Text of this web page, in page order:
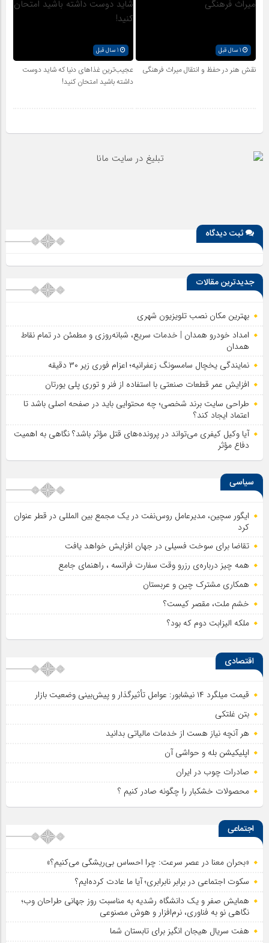
1 سال قبل
نقش هنر در حفظ و انتقال میراث فرهنگی
عجیب‌ترین غذاهای دنیا که شاید دوست
داشته باشید امتحان کنید!
ثبت دیدگاه
جدیدترین مقالات
بهترین مکان نصب تلویزیون شهری
امداد خودرو همدان | خدمات سریع، شبانه‌روزی و مطمئن در تمام نقاط
همدان
نمایندگی یخچال سامسونگ زعفرانیه؛ اعزام فوری زیر ۳۰ دقیقه
افزایش عمر قطعات صنعتی با استفاده از فنر و توری پلی یورتان
طراحی سایت برند شخصی؛ چه محتوایی باید در صفحه اصلی باشد تا
اعتماد ایجاد کند؟
آیا وکیل کیفری می‌تواند در پرونده‌های قتل مؤثر باشد؟ نگاهی به اهمیت
دفاع مؤثر
سیاسی
ایگور سچین، مدیرعامل روس‌نفت در یک مجمع بین المللی در قطر عنوان
کرد
تقاضا برای سوخت فسیلی در جهان افزایش خواهد یافت
همه چیز درباره‌ی رزرو وقت سفارت فرانسه ، راهنمای جامع
همکاری مشترک چین و عربستان
خشم ملت، مقصر کیست؟
ملکه الیزابت دوم که بود؟
اقتصادی
قیمت میلگرد ۱۴ نیشابور: عوامل تأثیرگذار و پیش‌بینی وضعیت بازار
بتن غلتکی
هر آنچه نیاز هست از خدمات مالیاتی بدانید
اپلیکیشن بله و حواشی آن
صادرات چوب در ایران
محصولات خشکبار را چگونه صادر کنیم ؟
اجتماعی
«بحران معنا در عصر سرعت: چرا احساس بی‌ریشگی می‌کنیم؟»
سکوت اجتماعی در برابر نابرابری؛ آیا ما عادت کرده‌ایم؟
همایش صفر و یک دانشگاه رشدیه به مناسبت روز جهانی طراحان وب؛
نگاهی نو به فناوری، نرم‌افزار و هوش مصنوعی
هفت سریال هیجان انگیز برای تابستان شما